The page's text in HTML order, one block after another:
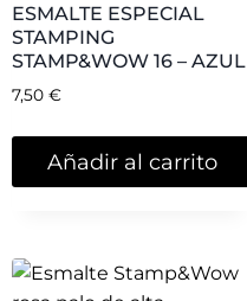
ESMALTE ESPECIAL
STAMPING
STAMP&WOW 16 – AZUL
7,50 €
Añadir al carrito